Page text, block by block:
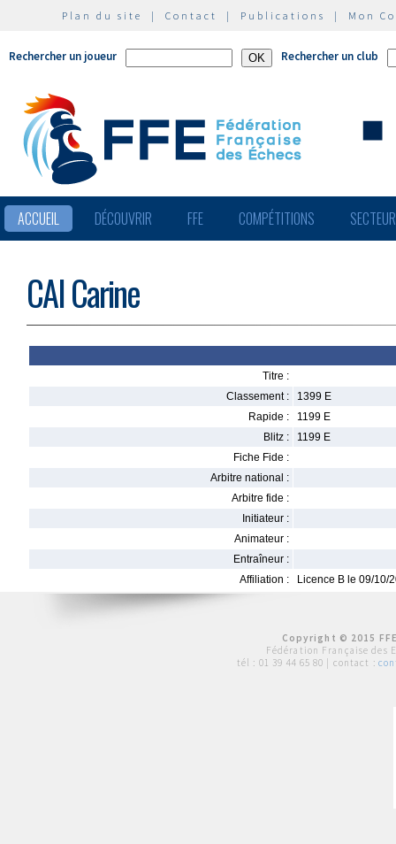
Plan du site | Contact | Publications | Mon
Rechercher un joueur Rechercher un club
ACCUEIL DÉCOUVRIR FFE COMPÉTITIONS
CAI Carine
Titre :
Classement :
1399 E
Rapide :
1199 E
Blitz :
1199 E
Fiche Fide :
Arbitre national :
Arbitre fide :
Initiateur :
Animateur :
Entraîneur :
Affiliation :
Licence B le 09/10/
Copyright © 2015
Fédération Française des
tél : 01 39 44 65 80 | contact :